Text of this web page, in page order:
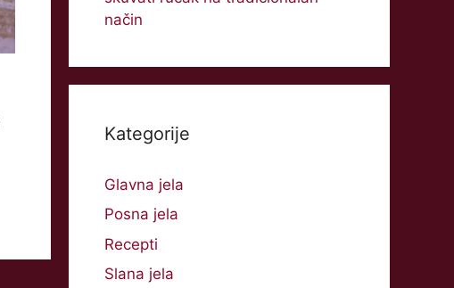
način
Kategorije
Glavna jela
Posna jela
Recepti
Slana jela